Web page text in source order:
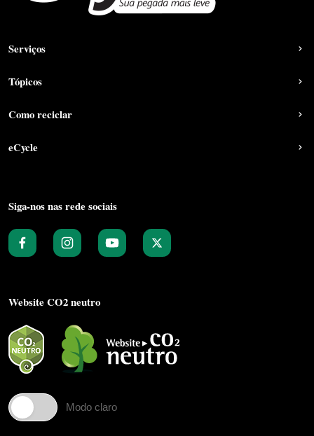
Serviços
Tópicos
Como reciclar
eCycle
Siga-nos nas rede sociais
Website CO2 neutro
Modo claro